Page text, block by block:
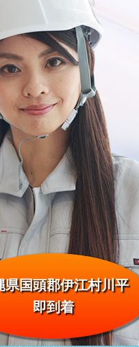
県国頭郡伊江村川平
即到着